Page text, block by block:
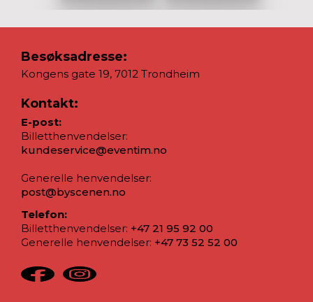
Besøksadresse:
Kongens gate 19, 7012 Trondheim
Kontakt:
E-post:
Billetthenvendelser:
kundeservice@eventim.no
Generelle henvendelser:
post@byscenen.no
Telefon:
Billetthenvendelser: +47 21 95 92 00
Generelle henvendelser: +47 73 52 52 00